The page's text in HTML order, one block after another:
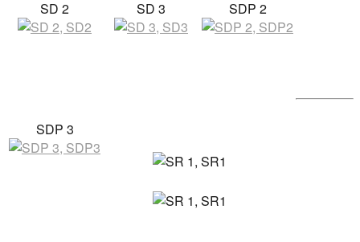
SD 2 SD 3 SDP 2
SDP 3